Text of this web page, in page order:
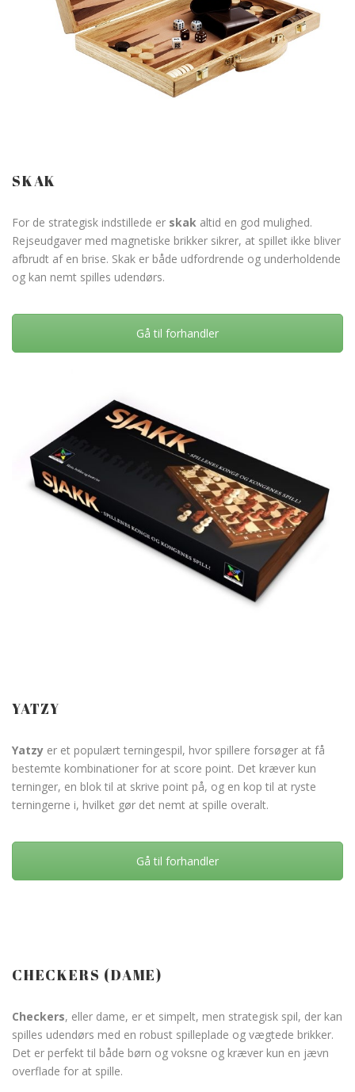
SKAK
For de strategisk indstillede er skak altid en god mulighed.
Rejseudgaver med magnetiske brikker sikrer, at spillet ikke bliver
afbrudt af en brise. Skak er både udfordrende og underholdende
og kan nemt spilles udendørs.
Gå til forhandler
YATZY
Yatzy er et populært terningespil, hvor spillere forsøger at få
bestemte kombinationer for at score point. Det kræver kun
terninger, en blok til at skrive point på, og en kop til at ryste
terningerne i, hvilket gør det nemt at spille overalt.
Gå til forhandler
CHECKERS (DAME)
Checkers, eller dame, er et simpelt, men strategisk spil, der kan
spilles udendørs med en robust spilleplade og vægtede brikker.
Det er perfekt til både børn og voksne og kræver kun en jævn
overflade for at spille.